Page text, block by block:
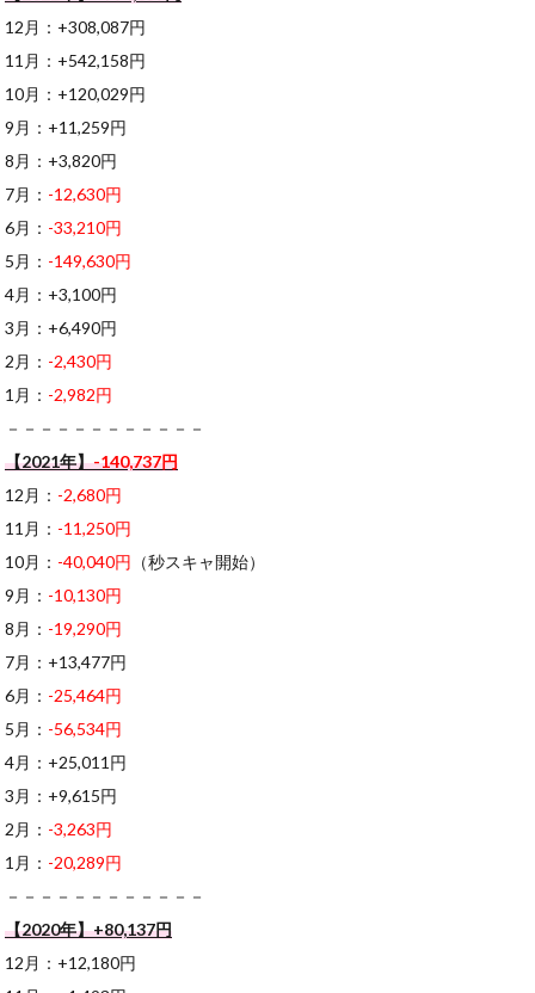
12月：+308,087円
11月：+542,158円
10月：+120,029円
9月：+11,259円
8月：+3,820円
7月： -12,630円
6月： -33,210円
5月： -149,630円
4月：+3,100円
3月：+6,490円
2月： -2,430円
1月： -2,982円
－－－－－－－－－－－－
【2021年】-140,737円
12月： -2,680円
11月： -11,250円
10月： -40,040円 （秒スキャ開始）
9月： -10,130円
8月： -19,290円
7月：+13,477円
6月： -25,464円
5月： -56,534円
4月：+25,011円
3月：+9,615円
2月： -3,263円
1月： -20,289円
－－－－－－－－－－－－
【2020年】+80,137円
12月：+12,180円